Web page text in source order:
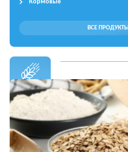
Кормовые
ВСЕ ПРОДУКТЫ